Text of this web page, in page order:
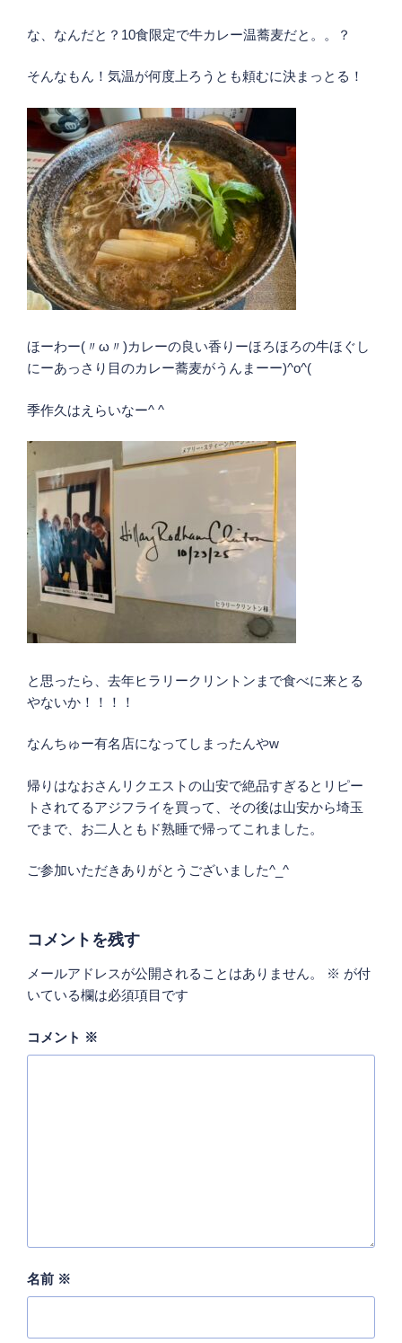
な、なんだと？10食限定で牛カレー温蕎麦だと。。？
そんなもん！気温が何度上ろうとも頼むに決まっとる！
ほーわー(〃ω〃)カレーの良い香りーほろほろの牛ほぐし
にーあっさり目のカレー蕎麦がうんまーー)^o^(
季作久はえらいなー^ ^
と思ったら、去年ヒラリークリントンまで食べに来とる
やないか！！！！
なんちゅー有名店になってしまったんやw
帰りはなおさんリクエストの山安で絶品すぎるとリピー
トされてるアジフライを買って、その後は山安から埼玉
でまで、お二人ともド熟睡で帰ってこれました。
ご参加いただきありがとうございました^_^
コメントを残す
メールアドレスが公開されることはありません。 ※ が付
いている欄は必須項目です
コメント ※
名前 ※